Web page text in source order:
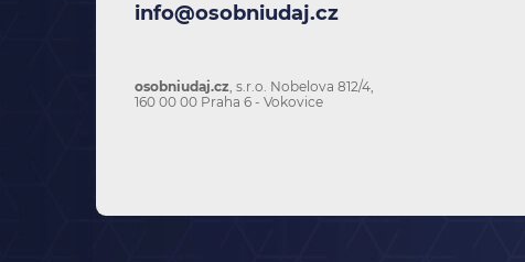
info@osobniudaj.cz
osobniudaj.cz, s.r.o. Nobelova 812/4,
160 00 00 Praha 6 - Vokovice